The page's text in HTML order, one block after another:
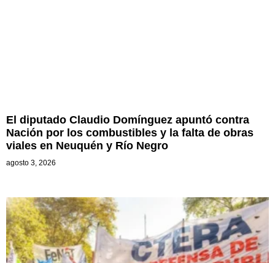
El diputado Claudio Domínguez apuntó contra
Nación por los combustibles y la falta de obras
viales en Neuquén y Río Negro
agosto 3, 2026